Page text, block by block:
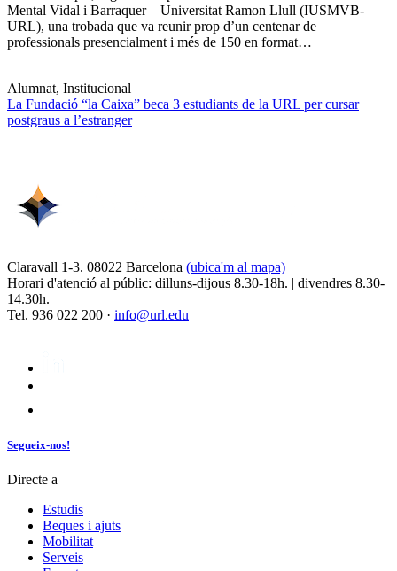
Mental Vidal i Barraquer – Universitat Ramon Llull (IUSMVB-
URL), una trobada que va reunir prop d’un centenar de
professionals presencialment i més de 150 en format…
Alumnat, Institucional
La Fundació “la Caixa” beca 3 estudiants de la URL per cursar
postgraus a l’estranger
Claravall 1-3. 08022 Barcelona (ubica'm al mapa)
Horari d'atenció al públic: dilluns-dijous 8.30-18h. | divendres 8.30-
14.30h.
Tel. 936 022 200 · info@url.edu
Segueix-nos!
Directe a
Estudis
Beques i ajuts
Mobilitat
Serveis